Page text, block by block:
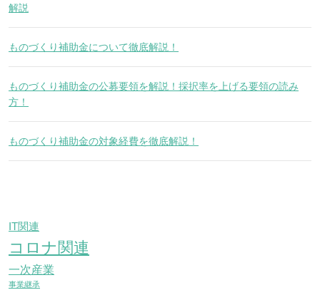
解説
ものづくり補助金について徹底解説！
ものづくり補助金の公募要領を解説！採択率を上げる要領の読み
方！
ものづくり補助金の対象経費を徹底解説！
IT関連
コロナ関連
一次産業
事業継承